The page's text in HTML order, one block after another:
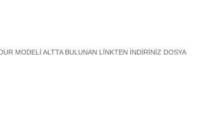
MODELİ ALTTA BULUNAN LİNKTEN İNDİRİNİZ DOSYA